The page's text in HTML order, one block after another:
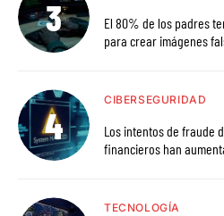
El 80% de los padres
para crear imágenes
CIBERSEGURIDAD
Los intentos de fraude
financieros han
TECNOLOGÍA